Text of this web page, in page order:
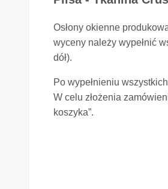
Osłony okienne
wyceny należy wypełnić
dół).
Po wypełnieniu
W celu złożenia
koszyka”.